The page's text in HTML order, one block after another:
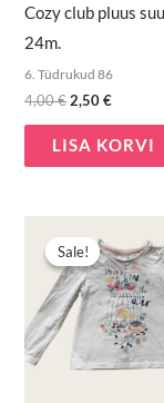
Cozy club pluus
24m.
6. Tüdrukud 86
4,00€2,50€
LISA KORVI
Sale!
Sale!
hind
oli:
3,50 €.
on:
2,00 €.